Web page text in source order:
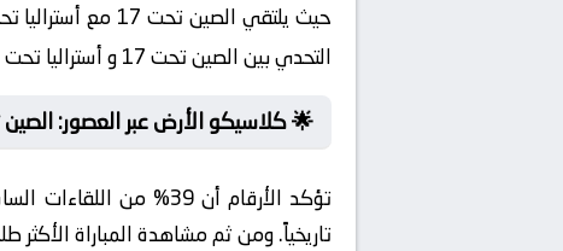
التحدي بين الصين تحت 17 و أستراليا تحت 17.
🌟 كلاسيكو الأرض عبر العصور: الصين تحت 17 ضد
تؤكد الأرقام أن 39%
تاريخياً. ومن ثم مشاهدة المباراة الأكثر